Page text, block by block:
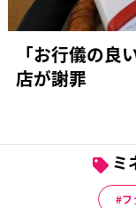
「お行儀の良
店が謝罪
ミ
フ